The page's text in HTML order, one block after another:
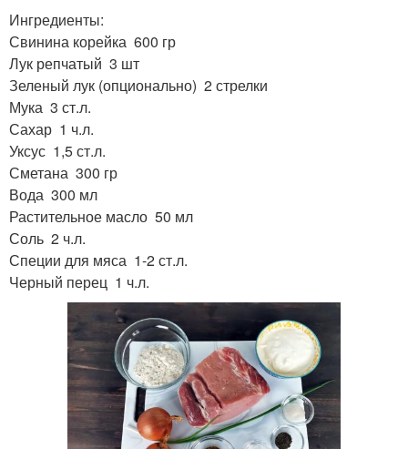
Ингредиенты:
Свинина корейка 600 гр
Лук репчатый 3 шт
Зеленый лук (опционально) 2 стрелки
Мука 3 ст.л.
Сахар 1 ч.л.
Уксус 1,5 ст.л.
Сметана 300 гр
Вода 300 мл
Растительное масло 50 мл
Соль 2 ч.л.
Специи для мяса 1-2 ст.л.
Черный перец 1 ч.л.